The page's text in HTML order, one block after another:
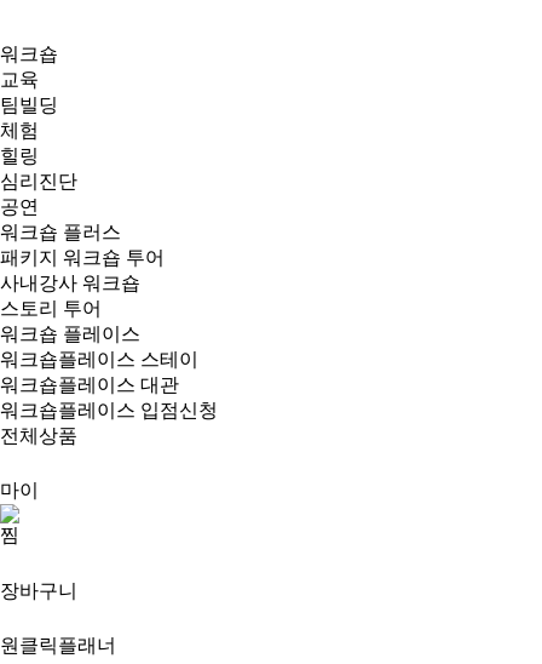
워크숍
교육
팀빌딩
체험
힐링
심리진단
공연
워크숍 플러스
패키지 워크숍 투어
사내강사 워크숍
스토리 투어
워크숍 플레이스
워크숍플레이스 스테이
워크숍플레이스 대관
워크숍플레이스 입점신청
전체상품
마이
찜
장바구니
원클릭플래너